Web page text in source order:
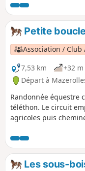
patrimoine, de façon
pouvez choisir le
parcours "adulte +
des questions à
de 6 à 11 ans). La
fait uniquement
"adulte".
Petite
Association / Club
7,53 km
+32 m
Départ à
Randonnée équestre
téléthon. Le circuit
agricoles puis
ensuite on traverse la
Les sous-